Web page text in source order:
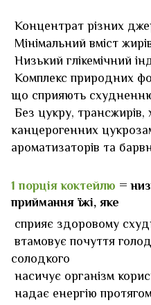
Концентрат різних
Мінімальний вміст
Низький глікемічний
Комплекс природних
що сприяють
Без цукру, трансжирів,
канцерогенних
ароматизаторів та
1 порція коктейлю =
приймання їжі, яке
сприяє здоровому
втамовує почуття
солодкого
насичує організм
надає енергію